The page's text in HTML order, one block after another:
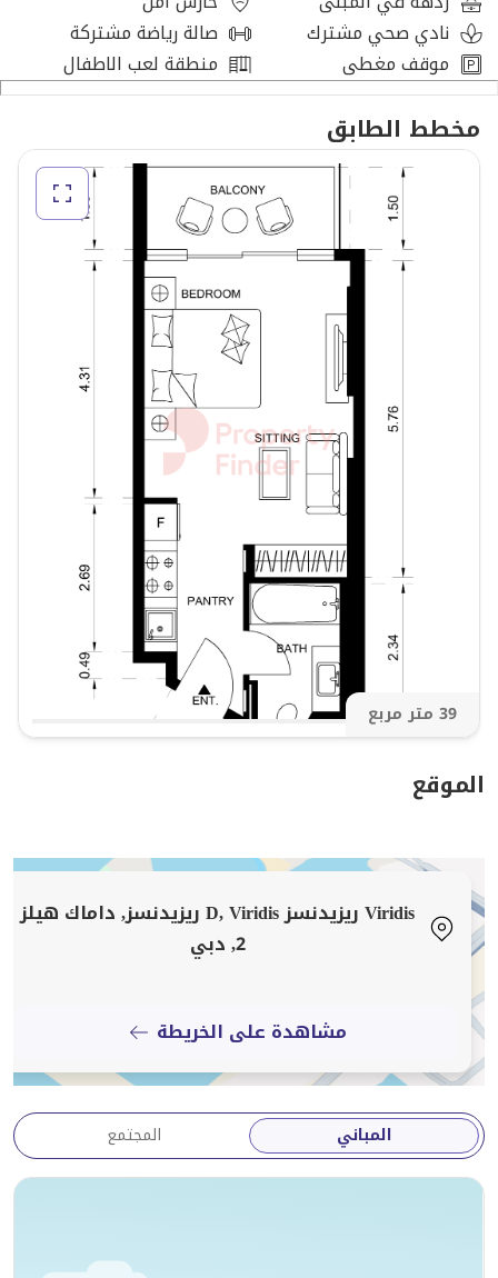
⦁ حمام سباحة
⦁ حضانة ومنطقة لعب للأطفال
⦁ مسجد
⦁ مطاعم ومقاهي
⦁ ملعب تنس
⦁ منافذ بيع بالتجزئة ومرافق تسوق
⦁ نادي صحي داخلي
⦁ مسارات للدراجات والركض
⦁ نادي ترامب الدولي للغولف دبي – حوالي 5 دقائق
⦁ استاد ذا سيفينز – حوالي 15 دقيقة
⦁ القرية العالمية – حوالي 15 دقيقة
⦁ حديقة دبي المعجزة – حوالي 20 دقيقة
⦁ دبي أوتليت مول – حوالي 30 دقيقة
⦁ حول فيرديس في داماك هيلز 2
فيرديس هو مجمع سكني معاصر مصمم لتوفير نمط حياة
متوازن داخل مجتمع داماك هيلز 2 المزدهر. محاط بالحدائق
والمناظر الطبيعية، والمرافق الترفيهية، والمرافق العائلية،
يتمتع السكان ببيئة هادئة بعيدًا عن صخب المدينة مع
الحفاظ على الوصول المريح إلى الوجهات الرئيسية في دبي.
يتميز هذا الاستوديو المجهز جيدًا بمساحات معيشة مشرقة،
مما يجعله خيارًا مثاليًا للمستثمرين الذين يبحثون عن عوائد
تأجيرية فورية أو للمستخدمين النهائيين الذين يبحثون عن
منزل مريح في مجتمع متنامٍ.
رقم رخصة ريرا: 1933
نادي صحي مشترك
صالة رياضة مشتركة
موقف مغطى
منطقة لعب الاطفال
مخطط الطابق
39 متر مربع
الموقع
Viridis ريزيدنسز D, Viridis ريزيدنسز, داماك هيلز
2, دبي
مشاهدة على الخريطة
المباني المجتمع